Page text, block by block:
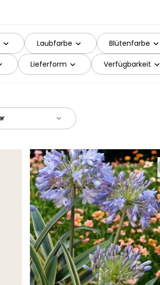
Laubfarbe Blütenfarbe
Lieferform Verfügbarkeit